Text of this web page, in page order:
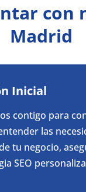
con
Madrid
Inicial
contigo para
las
tu negocio,
SEO